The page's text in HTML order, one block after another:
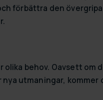
förbättra den
behov. Oavsett om
nya utmaningar,